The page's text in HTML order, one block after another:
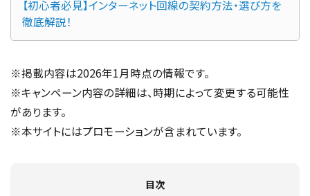
【初心者必見】インターネット回線の契約方法・選び方を
徹底解説！
※掲載内容は2026年1月時点の情報です。
※キャンペーン内容の詳細は、時期によって変更する可能性
があります。
※本サイトにはプロモーションが含まれています。
目次